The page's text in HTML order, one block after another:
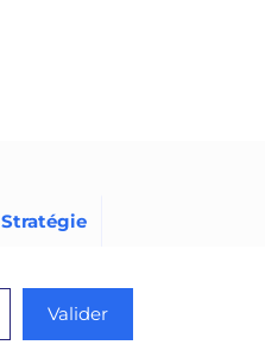
Stratégie
Valider